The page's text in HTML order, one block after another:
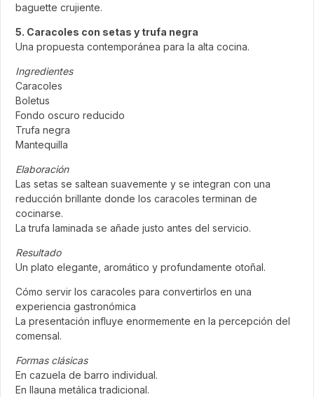
baguette crujiente.
5. Caracoles con setas y trufa negra
Una propuesta contemporánea para la alta cocina.
Ingredientes
Caracoles
Boletus
Fondo oscuro reducido
Trufa negra
Mantequilla
Elaboración
Las setas se saltean suavemente y se integran con una
reducción brillante donde los caracoles terminan de
cocinarse.
La trufa laminada se añade justo antes del servicio.
Resultado
Un plato elegante, aromático y profundamente otoñal.
Cómo servir los caracoles para convertirlos en una
experiencia gastronómica
La presentación influye enormemente en la percepción del
comensal.
Formas clásicas
En cazuela de barro individual.
En llauna metálica tradicional.